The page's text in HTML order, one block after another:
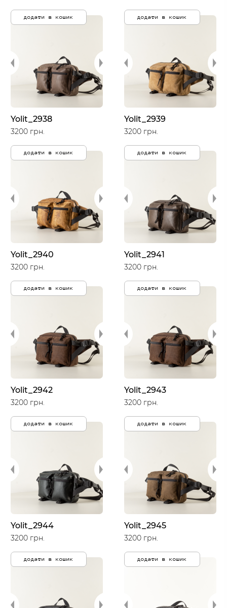
додати в кошик додати в кошик
Yolit_2938
3200 грн.
додати в кошик
Yolit_2939
3200 грн.
додати в кошик
Yolit_2940
3200 грн.
додати в кошик
Yolit_2941
3200 грн.
додати в кошик
Yolit_2942
3200 грн.
додати в кошик
Yolit_2943
3200 грн.
додати в кошик
Yolit_2944
3200 грн.
додати в кошик
Yolit_2945
3200 грн.
додати в кошик